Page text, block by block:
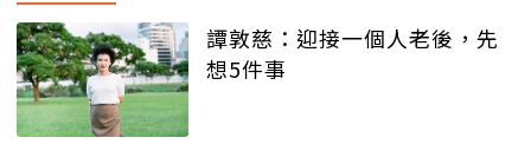
譚敦慈：迎接一個人老後，先
想5件事